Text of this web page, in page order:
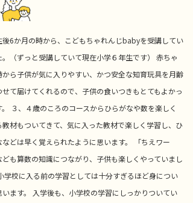
後6か月の時から、こどもちゃれんじbabyを受講してい
。（ずっと受講していて現在小学６年生です） 赤ちゃ
から子供が気に入りやすい、かつ安全な知育玩具を月齢
せて届けてくれるので、子供の食いつきもとてもよかっ
。 ３、４歳のころのコースからひらがなや数を楽しく
教材もついてきて、気に入った教材で楽しく学習し、ひ
などは早く覚えられたように思います。 「ちえワー
ども算数の知識につながり、子供も楽しくやっていまし
学校に入る前の学習としては十分すぎるほど身につい
います。 入学後も、小学校の学習にしっかりついてい